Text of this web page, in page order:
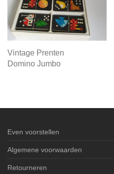
Vintage Prenten
Domino Jumbo
Even voorstellen
Algemene voorwaarden
Retourneren